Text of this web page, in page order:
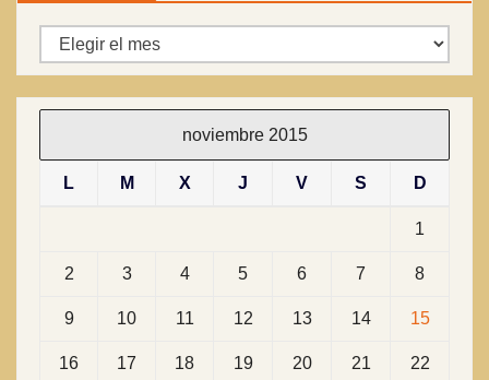
Archivos
noviembre 2015
L M X J V S D
1
2 3 4 5 6 7 8
9 10 11 12 13 14 15
16 17 18 19 20 21 22